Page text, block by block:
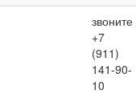
звоните
+7
(911)
141-90-
10